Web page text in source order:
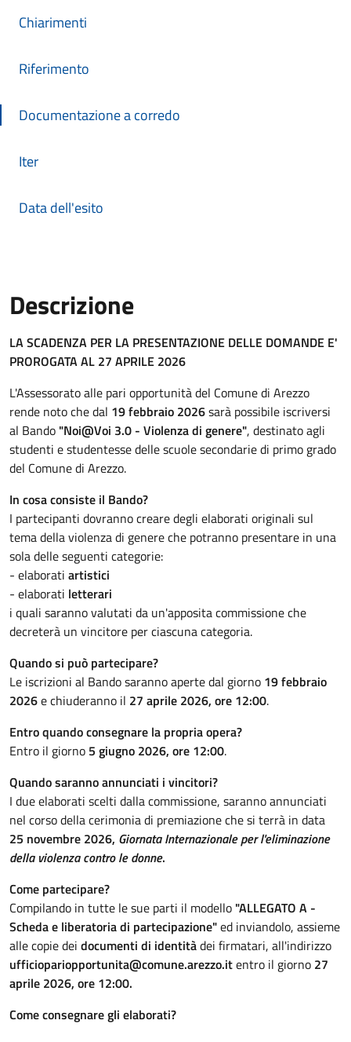
Chiarimenti
Riferimento
Documentazione a corredo
Iter
Data dell'esito
Descrizione
Descrizione Bando
LA SCADENZA PER LA PRESENTAZIONE DELLE DOMANDE E'
PROROGATA AL 27 APRILE 2026
L'Assessorato alle pari opportunità del Comune di Arezzo
rende noto che dal 19 febbraio 2026sarà possibile iscriversi
al Bando "Noi@Voi 3.0 - Violenza di genere", destinato agli
studenti e studentesse delle scuole secondarie di primo grado
del Comune di Arezzo.
In cosa consiste il Bando?
I partecipanti dovranno creare degli elaborati originali sul
tema della violenza di genere che potranno presentare in una
sola delle seguenti categorie:
- elaborati artistici
- elaborati letterari
i quali saranno valutati da un'apposita commissione che
decreterà un vincitore per ciascuna categoria.
Quando si può partecipare?
Le iscrizioni al Bando saranno aperte dal giorno 19 febbraio
2026e chiuderanno il 27 aprile 2026, ore 12:00.
Entro quando consegnare la propria opera?
Entro il giorno 5 giugno 2026, ore 12:00.
Quando saranno annunciati i vincitori?
I due elaborati scelti dalla commissione, saranno annunciati
nel corso della cerimonia di premiazione che si terrà in data
25 novembre 2026, Giornata Internazionale per l'eliminazione
della violenza contro le donne.
Come partecipare?
Compilando in tutte le sue parti il modello "ALLEGATO A -
Scheda e liberatoria di partecipazione"ed inviandolo, assieme
alle copie dei documenti di identitàdei firmatari, all'indirizzo
ufficiopariopportunita@comune.arezzo.itentro il giorno 27
aprile 2026, ore 12:00.
Come consegnare gli elaborati?